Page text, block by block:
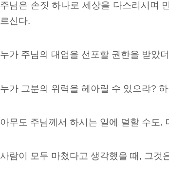
주님은 손짓 하나로 세상을 다스리시며
르신다.
누가 주님의 대업을 선포할 권한을 받았
누가 그분의 위력을 헤아릴 수 있으랴?
아무도 주님께서 하시는 일에 덜할 수도,
사람이 모두 마쳤다고 생각했을 때, 그것